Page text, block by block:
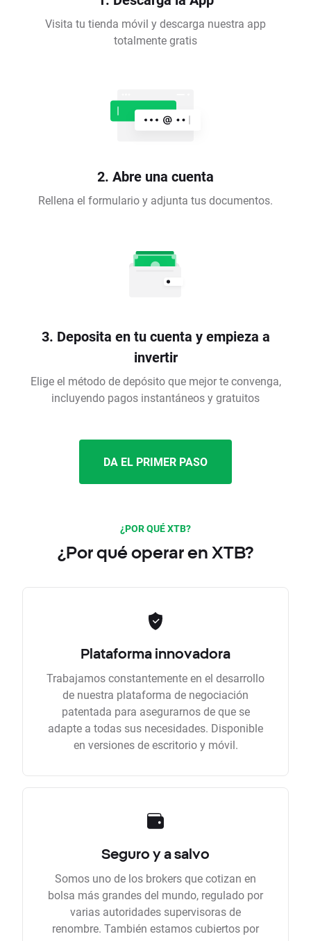
Visita tu tienda móvil y descarga nuestra app
totalmente gratis
2. Abre una cuenta
Rellena el formulario y adjunta tus documentos.
3. Deposita en tu cuenta y empieza a
invertir
Elige el método de depósito que mejor te convenga,
incluyendo pagos instantáneos y gratuitos
DA EL PRIMER PASO
¿POR QUÉ XTB?
¿Por qué operar en XTB?
Plataforma innovadora
Trabajamos constantemente en el desarrollo
de nuestra plataforma de negociación
patentada para asegurarnos de que se
adapte a todas sus necesidades. Disponible
en versiones de escritorio y móvil.
Seguro y a salvo
Somos uno de los brokers que cotizan en
bolsa más grandes del mundo, regulado por
varias autoridades supervisoras de
renombre. También estamos cubiertos por